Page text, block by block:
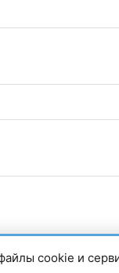
cookie и